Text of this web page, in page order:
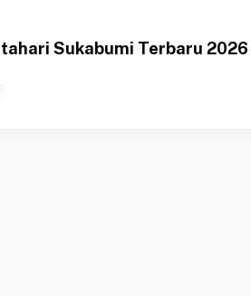
Sukabumi Terbaru 2026